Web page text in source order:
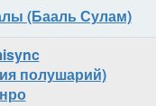
(Бааль Сулам)
полушарий)